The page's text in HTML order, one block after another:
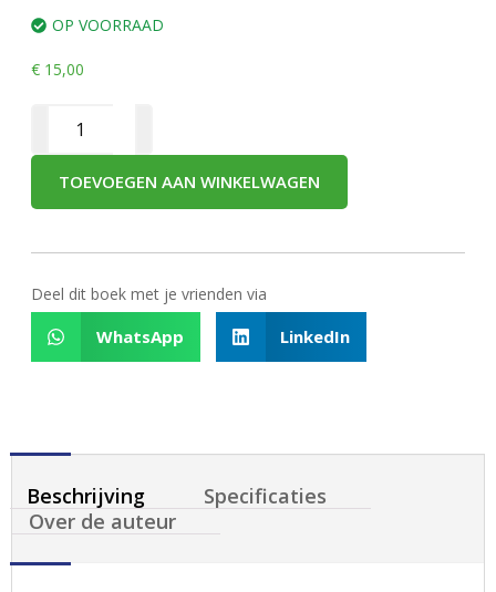
OP VOORRAAD
€ 15,00
TOEVOEGEN AAN WINKELWAGEN
Deel dit boek met je vrienden via
WhatsApp LinkedIn
Beschrijving
Specificaties
Over de auteur